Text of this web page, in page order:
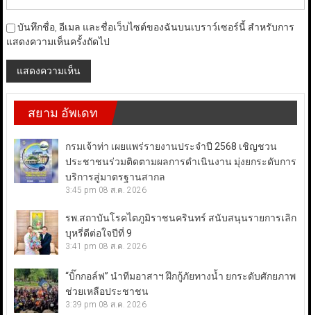
บันทึกชื่อ, อีเมล และชื่อเว็บไซต์ของฉันบนเบราว์เซอร์นี้ สำหรับการ
แสดงความเห็นครั้งถัดไป
สยาม อัพเดท
กรมเจ้าท่า เผยแพร่รายงานประจำปี 2568 เชิญชวน
ประชาชนร่วมติดตามผลการดำเนินงาน มุ่งยกระดับการ
บริการสู่มาตรฐานสากล
3:45 pm 08 ส.ค. 2026
รพ.สถาบันโรคไตภูมิราชนครินทร์ สนับสนุนรายการเลิก
บุหรี่ดีต่อใจปีที่ 9
3:41 pm 08 ส.ค. 2026
“บิ๊กกอล์ฟ” นำทีมอาสาฯ ฝึกกู้ภัยทางน้ำ ยกระดับศักยภาพ
ช่วยเหลือประชาชน
3:39 pm 08 ส.ค. 2026